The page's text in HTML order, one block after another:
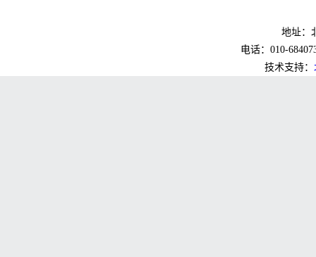
地址：
电话：010-
技术支持：